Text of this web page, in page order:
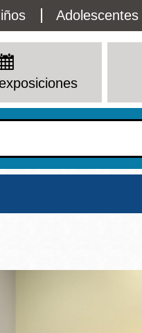
Adolescentes